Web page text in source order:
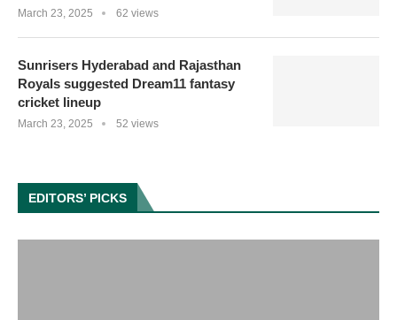
March 23, 2025 62 views
Sunrisers Hyderabad and Rajasthan
Royals suggested Dream11 fantasy
cricket lineup
March 23, 2025 52 views
EDITORS’ PICKS